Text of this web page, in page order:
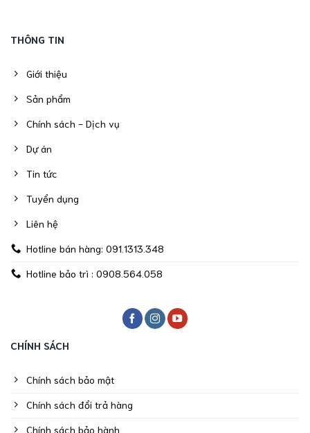
THÔNG TIN
Giới thiệu
Sản phẩm
Chính sách - Dịch vụ
Dự án
Tin tức
Tuyển dụng
Liên hệ
Hotline bán hàng: 091.1313.348
Hotline bảo trì : 0908.564.058
CHÍNH SÁCH
Chính sách bảo mật
Chính sách đổi trả hàng
Chính sách bảo hành